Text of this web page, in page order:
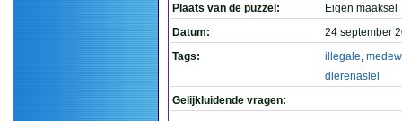
Plaats van de puzzel:
Eigen maaksel
Datum:
24 september
Tags:
illegale,
dierenasiel
Gelijkluidende vragen: